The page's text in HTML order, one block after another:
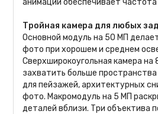
Тройная камера для любых
Основной модуль на 50 МП
фото при хорошем и среднем
Сверхширокоугольная камера на
захватить больше
для пейзажей, архитектурных
фото. Макромодуль на 5 МП
деталей вблизи. Три объектива